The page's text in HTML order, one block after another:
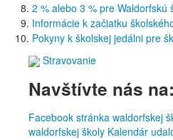
2 % alebo 3 % pre Waldorfskú
Informácie k začiatku
Pokyny k školskej jedálni pre
Stravovanie
Navštívte nás na:
Facebook stránka waldorfskej
waldorfskej školy Kalendár